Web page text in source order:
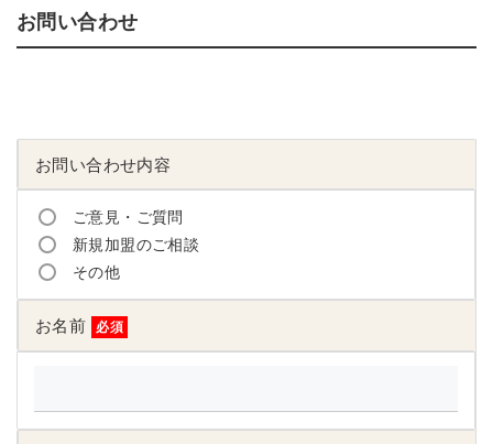
お問い合わせ
お問い合わせ内容
ご意見・ご質問
新規加盟のご相談
その他
お名前 必須